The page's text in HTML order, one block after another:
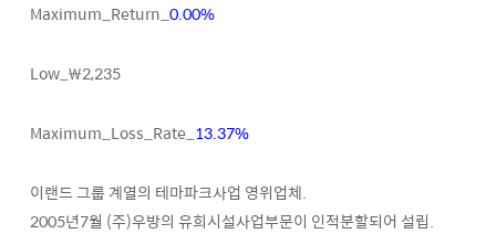
Maximum_Return_ 0.00%
Low_₩2,235
Maximum_Loss_Rate_ 13.37%
이랜드 그룹 계열의 테마파크사업 영위업체.
2005년7월 (주)우방의 유희시설사업부문이 인적분할되어 설립.